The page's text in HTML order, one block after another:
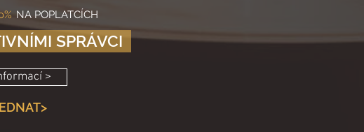
NA POPLATCÍCH
SPRÁVCI
>